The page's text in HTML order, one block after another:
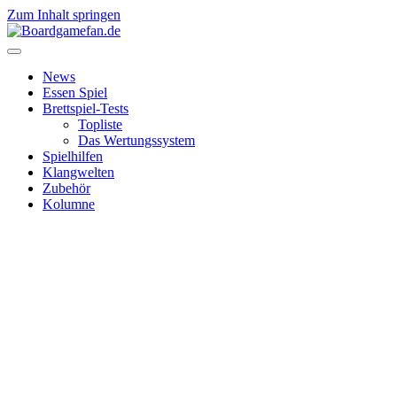
Zum Inhalt springen
News
Essen Spiel
Brettspiel-Tests
Topliste
Das Wertungssystem
Spielhilfen
Klangwelten
Zubehör
Kolumne